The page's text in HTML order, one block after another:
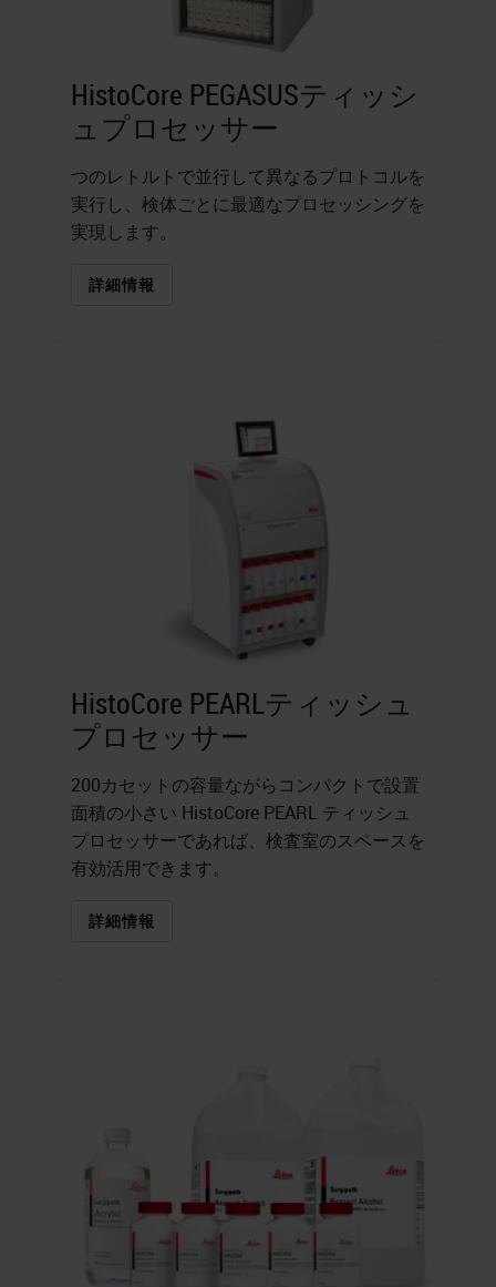
HistoCore PEGASUSティッシ
ュプロセッサー
つのレトルトで並行して異なるプロトコルを
実行し、検体ごとに最適なプロセッシングを
実現します。
詳細情報
HistoCore PEARLティッシュ
プロセッサー
200カセットの容量ながらコンパクトで設置
面積の小さい HistoCore PEARL ティッシュ
プロセッサーであれば、検査室のスペースを
有効活用できます。
詳細情報